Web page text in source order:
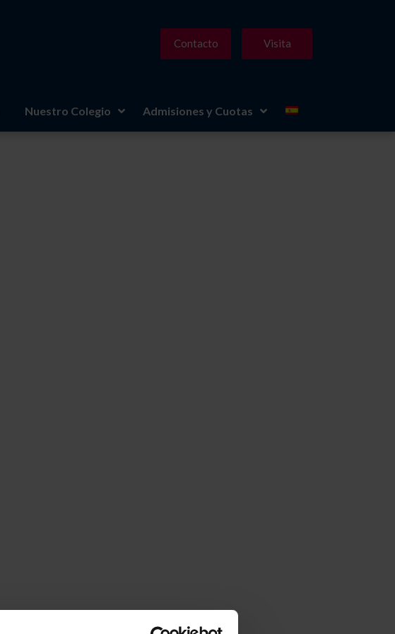
Contacto Visita
Nuestro Colegio Admisiones y Cuotas